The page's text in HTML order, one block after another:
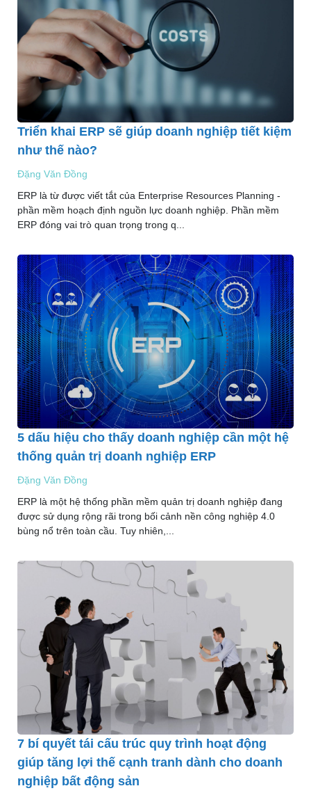
Triển khai ERP sẽ giúp doanh nghiệp tiết kiệm
như thế nào?
Đặng Văn Đồng
ERP là từ được viết tắt của Enterprise Resources Planning -
phần mềm hoạch định nguồn lực doanh nghiệp. Phần mềm
ERP đóng vai trò quan trọng trong q...
5 dấu hiệu cho thấy doanh nghiệp cần một hệ
thống quản trị doanh nghiệp ERP
Đặng Văn Đồng
ERP là một hệ thống phần mềm quản trị doanh nghiệp đang
được sử dụng rộng rãi trong bối cảnh nền công nghiệp 4.0
bùng nổ trên toàn cầu. Tuy nhiên,...
7 bí quyết tái cấu trúc quy trình hoạt động
giúp tăng lợi thế cạnh tranh dành cho doanh
nghiệp bất động sản